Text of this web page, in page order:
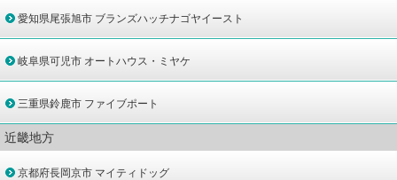
愛知県尾張旭市 ブランズハッチナゴヤイースト
岐阜県可児市 オートハウス・ミヤケ
三重県鈴鹿市 ファイブポート
近畿地方
京都府長岡京市 マイティドッグ